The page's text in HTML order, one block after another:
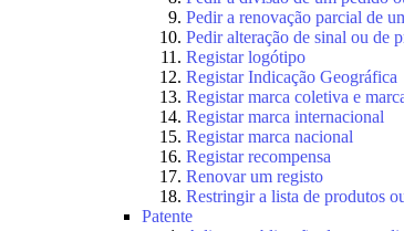
Pedir a renovação parcial de
Pedir alteração de sinal ou de
Registar logótipo
Registar Indicação Geográfica
Registar marca coletiva e
Registar marca internacional
Registar marca nacional
Registar recompensa
Renovar um registo
Restringir a lista de produtos
Patente